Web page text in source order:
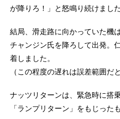
が降りろ！」と怒鳴り続けました
結局、滑走路に向かっていた機
チャンジン氏を降ろして出発。
着しました。
（この程度の遅れは誤差範囲だ
ナッツリターンは、緊急時に搭
「ランプリターン」をもじった